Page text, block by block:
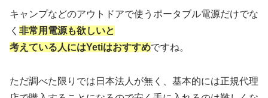
キャンプなどのアウトドアで使うポータブル電源だけでな
く 非常用電源も欲しいと
考えている人にはYetiはおすすめですね。
ただ調べた限りでは日本法人が無く、基本的には正規代理